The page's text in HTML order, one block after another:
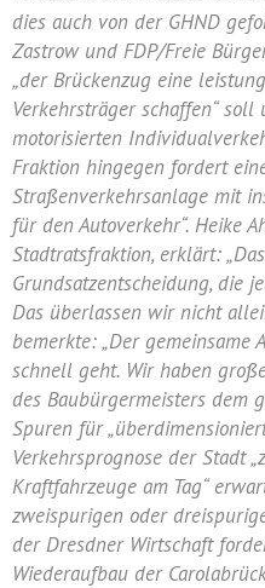
dies auch von der GHND
Zastrow und FDP/Freie
„der Brückenzug eine
Verkehrsträger schaffen“
motorisierten
Fraktion hingegen fordert
Straßenverkehrsanlage mit
für den Autoverkehr“. Heike
Stadtratsfraktion, erklärt:
Grundsatzentscheidung, die
Das überlassen wir nicht
bemerkte: „Der gemeinsame
schnell geht. Wir haben
des Baubürgermeisters dem
Spuren für
Verkehrsprognose der Stadt
Kraftfahrzeuge am Tag“
zweispurigen oder
der Dresdner Wirtschaft
Wiederaufbau der